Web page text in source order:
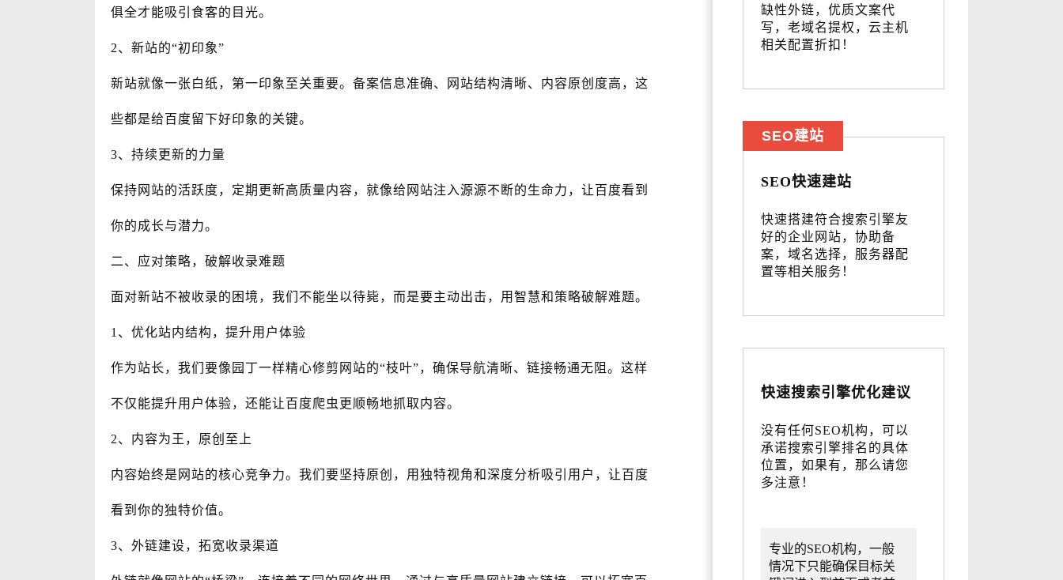
俱全才能吸引食客的目光。
2、新站的“初印象”
新站就像一张白纸，第一印象至关重要。备案信息准确、网站结构清晰、内容原创度高，这
些都是给百度留下好印象的关键。
3、持续更新的力量
保持网站的活跃度，定期更新高质量内容，就像给网站注入源源不断的生命力，让百度看到
你的成长与潜力。
二、应对策略，破解收录难题
面对新站不被收录的困境，我们不能坐以待毙，而是要主动出击，用智慧和策略破解难题。
1、优化站内结构，提升用户体验
作为站长，我们要像园丁一样精心修剪网站的“枝叶”，确保导航清晰、链接畅通无阻。这样
不仅能提升用户体验，还能让百度爬虫更顺畅地抓取内容。
2、内容为王，原创至上
内容始终是网站的核心竞争力。我们要坚持原创，用独特视角和深度分析吸引用户，让百度
看到你的独特价值。
3、外链建设，拓宽收录渠道
缺性外链，优质文案代
写，老域名提权，云主机
相关配置折扣！
SEO快速建站
快速搭建符合搜索引擎友
好的企业网站，协助备
案，域名选择，服务器配
置等相关服务！
SEO建站
快速搜索引擎优化建议
没有任何SEO机构，可以
承诺搜索引擎排名的具体
位置，如果有，那么请您
多注意！
专业的SEO机构，一般
情况下只能确保目标关